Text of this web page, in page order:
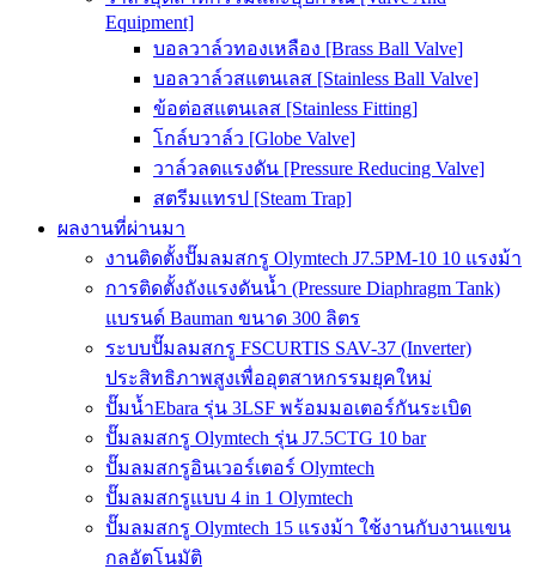
Equipment]
บอลวาล์วทองเหลือง [Brass Ball Valve]
บอลวาล์วสแตนเลส [Stainless Ball Valve]
ข้อต่อสแตนเลส [Stainless Fitting]
โกล์บวาล์ว [Globe Valve]
วาล์วลดแรงดัน [Pressure Reducing Valve]
สตรีมแทรป [Steam Trap]
ผลงานที่ผ่านมา
งานติดตั้งปั๊มลมสกรู Olymtech J7.5PM-10 10 แรงม้า
การติดตั้งถังแรงดันน้ำ (Pressure Diaphragm Tank)
แบรนด์ Bauman ขนาด 300 ลิตร
ระบบปั๊มลมสกรู FSCURTIS SAV-37 (Inverter)
ประสิทธิภาพสูงเพื่ออุตสาหกรรมยุคใหม่
ปั๊มน้ำEbara รุ่น 3LSF พร้อมมอเตอร์กันระเบิด
ปั๊มลมสกรู Olymtech รุ่น J7.5CTG 10 bar
ปั๊มลมสกรูอินเวอร์เตอร์ Olymtech
ปั๊มลมสกรูแบบ 4 in 1 Olymtech
ปั๊มลมสกรู Olymtech 15 แรงม้า ใช้งานกับงานแขน
กลอัตโนมัติ